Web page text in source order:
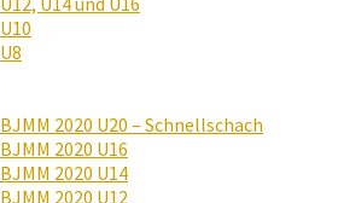
U10
U8
BJMM 2020 U20 – Schnellschach
BJMM 2020 U16
BJMM 2020 U14
BJMM 2020 U12